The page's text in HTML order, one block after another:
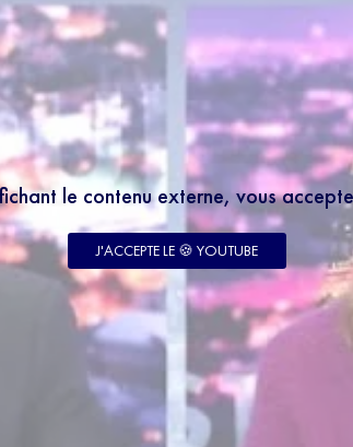
le contenu externe, vous
J'ACCEPTE LE 🍪 YOUTUBE